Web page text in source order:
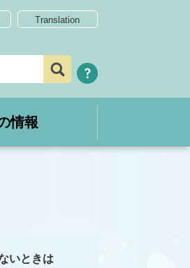
Translation
情報
いときは